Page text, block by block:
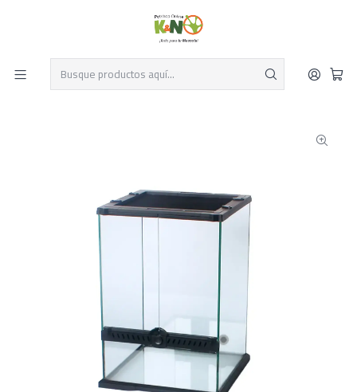
Despacho el mismo día y envío gratis por compras sobre $19.990
Leer más
Terrarios Marcas
Terrario vertical YL-01 Nomoy Pet 45x45x60